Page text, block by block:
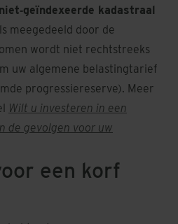
niet‑geïndexeerde kadastraal
meegedeeld door de
wordt niet rechtstreeks
uw algemene belastingtarief
progressiereserve). Meer
Wilt u investeren in een
de gevolgen voor uw
een korf